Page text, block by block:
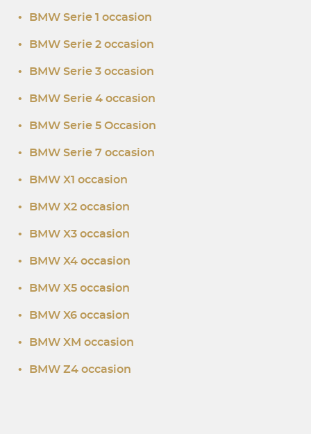
• BMW Serie 1 occasion
• BMW Serie 2 occasion
• BMW Serie 3 occasion
• BMW Serie 4 occasion
• BMW Serie 5 Occasion
• BMW Serie 7 occasion
• BMW X1 occasion
• BMW X2 occasion
• BMW X3 occasion
• BMW X4 occasion
• BMW X5 occasion
• BMW X6 occasion
• BMW XM occasion
• BMW Z4 occasion